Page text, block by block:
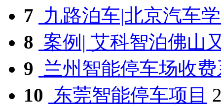
7 九路泊车|北京汽车
8 案例| 艾科智泊佛山
9 兰州智能停车场收
10 东莞智能停车项目